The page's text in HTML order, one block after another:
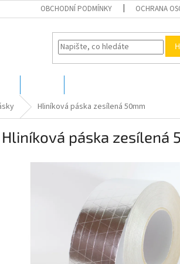
OBCHODNÍ PODMÍNKY OCHRANA
Hliníková páska zesílená 50mm
Hliníková páska zesílená